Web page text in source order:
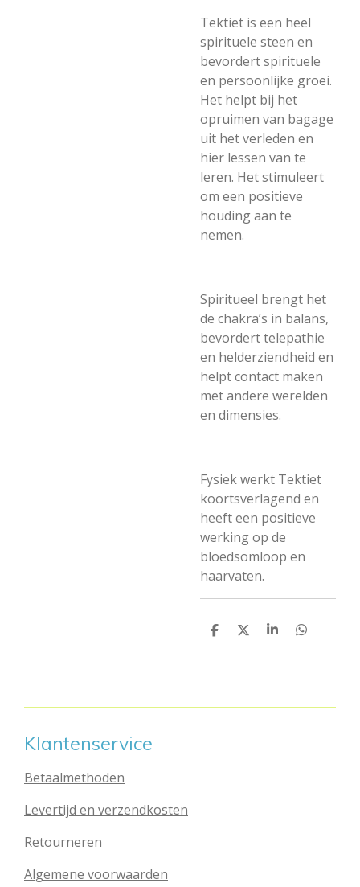
Tektiet is een heel
spirituele steen en
bevordert spirituele
en persoonlijke groei.
Het helpt bij het
opruimen van bagage
uit het verleden en
hier lessen van te
leren. Het stimuleert
om een positieve
houding aan te
nemen.
Spiritueel brengt het
de chakra’s in balans,
bevordert telepathie
en helderziendheid en
helpt contact maken
met andere werelden
en dimensies.
Fysiek werkt Tektiet
koortsverlagend en
heeft een positieve
werking op de
bloedsomloop en
haarvaten.
D
D
S
D
Klantenservice
Betaalmethoden
Levertijd en verzendkosten
Retourneren
Algemene voorwaarden